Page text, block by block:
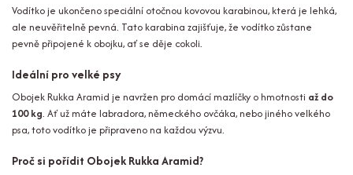
Vodítko je ukončeno speciální otočnou kovovou karabinou, která je lehká,
ale neuvěřitelně pevná. Tato karabina zajišťuje, že vodítko zůstane
pevně připojené k obojku, ať se děje cokoli.
Ideální pro velké psy
Obojek Rukka Aramid je navržen pro domácí mazlíčky o hmotnosti až do
100 kg. Ať už máte labradora, německého ovčáka, nebo jiného velkého
psa, toto vodítko je připraveno na každou výzvu.
Proč si pořídit Obojek Rukka Aramid?